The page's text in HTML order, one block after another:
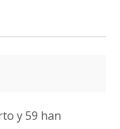
y 59 han